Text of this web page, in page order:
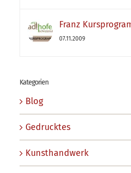
Franz
07.11.2009
Kategorien
Blog
Gedrucktes
Kunsthandwerk